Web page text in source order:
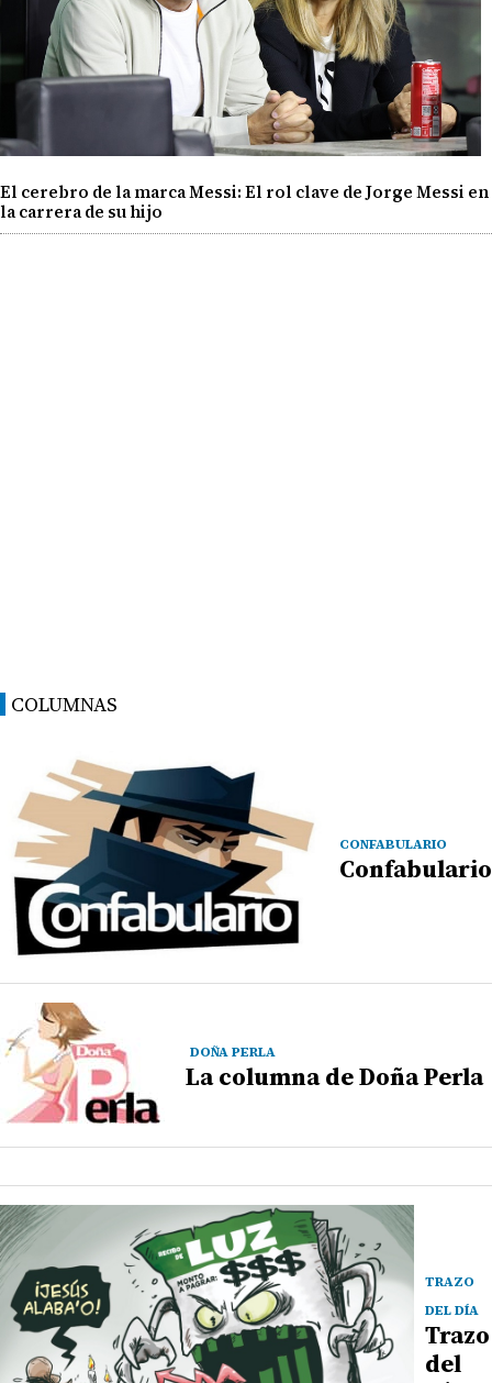
El cerebro de la marca Messi: El rol clave de Jorge Messi en
la carrera de su hijo
COLUMNAS
CONFABULARIO
Confabulario
DOÑA PERLA
La columna de Doña Perla
TRAZO
DEL DÍA
Trazo
del